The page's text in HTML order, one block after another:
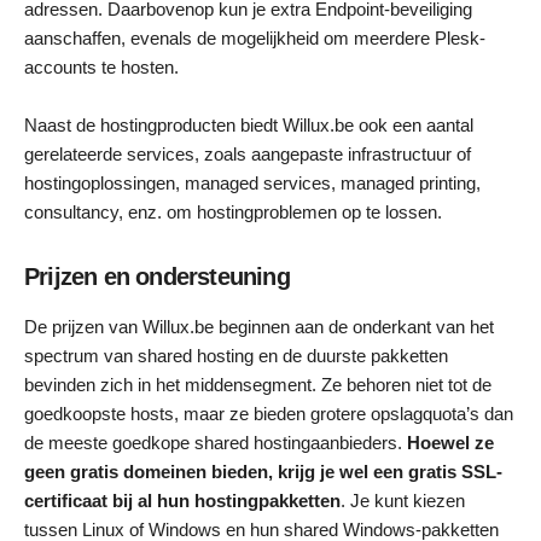
adressen. Daarbovenop kun je extra Endpoint-beveiliging
aanschaffen, evenals de mogelijkheid om meerdere Plesk-
accounts te hosten.
Naast de hostingproducten biedt Willux.be ook een aantal
gerelateerde services, zoals aangepaste infrastructuur of
hostingoplossingen, managed services, managed printing,
consultancy, enz. om hostingproblemen op te lossen.
Prijzen en ondersteuning
De prijzen van Willux.be beginnen aan de onderkant van het
spectrum van shared hosting en de duurste pakketten
bevinden zich in het middensegment. Ze behoren niet tot de
goedkoopste hosts, maar ze bieden grotere opslagquota’s dan
de meeste goedkope shared hostingaanbieders. Hoewel ze
geen gratis domeinen bieden, krijg je wel een gratis SSL-
certificaat bij al hun hostingpakketten. Je kunt kiezen
tussen Linux of Windows en hun shared Windows-pakketten